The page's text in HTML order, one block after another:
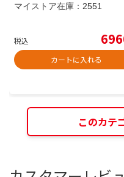
マイストア在庫： 2551
税込
カートに入れる
このカテ